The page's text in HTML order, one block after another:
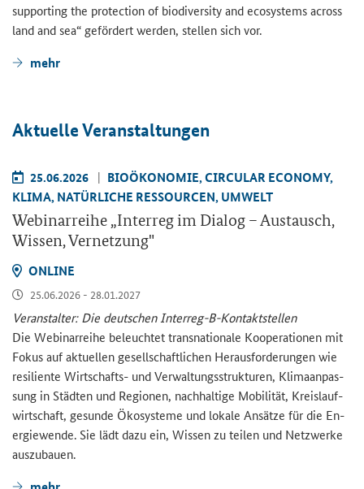
supporting the protection of biodiversity and ecosystems across
land and sea“ ge­för­dert wer­den, stel­len sich vor.
mehr
Ak­tu­el­le Ver­an­stal­tun­gen
25.06.2026
BIO­ÖKO­NO­MIE, CIR­CU­LAR ECO­NO­MY,
KLIMA, NA­TÜR­LI­CHE RES­SOUR­CEN, UM­WELT
We­bi­nar­rei­he „Interregim Dia­log – Aus­tausch,
Wis­sen, Ver­net­zung"
ON­LINE
25.06.2026 - 28.01.2027
Ver­an­stal­ter: Die deut­schen Interreg-​B-Kontaktstellen
Die We­bi­nar­rei­he be­leuch­tet trans­na­tio­na­le Ko­ope­ra­tio­nen mit
Fokus auf ak­tu­el­len ge­sell­schaft­li­chen Her­aus­for­de­run­gen wie
re­si­li­en­te Wirtschafts-​ und Ver­wal­tungs­struk­tu­ren, Kli­ma­an­pas­
sung in Städ­ten und Re­gio­nen, nach­hal­ti­ge Mo­bi­li­tät, Kreis­lauf­
wirt­schaft, ge­sun­de Öko­sys­te­me und lo­ka­le An­sät­ze für die En­
er­gie­wen­de. Sie lädt dazu ein, Wis­sen zu tei­len und Netz­wer­ke
aus­zu­bau­en.